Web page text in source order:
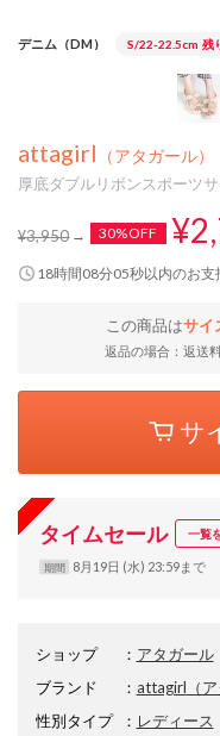
デニム（DM） S/22-22.5cm 残
attagirl （アタガール）
厚底ダブルリボンスポーツサ
¥3,950 30%OFF
18時間08分04秒以内のお支
この商品はサイ
返品の場合：返送
サ
タイムセール 一覧
期間 8月19日 (水) 23:59まで
ショップ ： アタガール
ブランド
： attagirl （
性別タイプ
： レディース